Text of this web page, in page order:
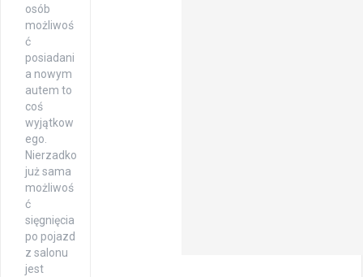
osób
możliwoś
ć
posiadani
a nowym
autem to
coś
wyjątkow
ego.
Nierzadko
już sama
możliwoś
ć
sięgnięcia
po pojazd
z salonu
jest